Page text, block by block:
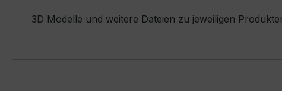
3D Modelle und weitere Dateien zu jeweiligen